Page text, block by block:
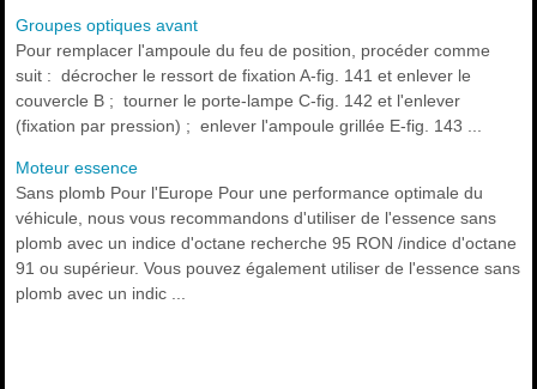
Groupes optiques avant
Pour remplacer l'ampoule du feu de position, procéder comme
suit : décrocher le ressort de fixation A-fig. 141 et enlever le
couvercle B ; tourner le porte-lampe C-fig. 142 et l'enlever
(fixation par pression) ; enlever l'ampoule grillée E-fig. 143 ...
Moteur essence
Sans plomb Pour l'Europe Pour une performance optimale du
véhicule, nous vous recommandons d'utiliser de l'essence sans
plomb avec un indice d'octane recherche 95 RON /indice d'octane
91 ou supérieur. Vous pouvez également utiliser de l'essence sans
plomb avec un indic ...